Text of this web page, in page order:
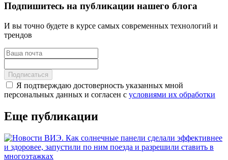
Подпишитесь на публикации нашего блога
И вы точно будете в курсе самых современных технологий и
трендов
Подписаться
Я подтверждаю достоверность указанных мной
персональных данных и согласен с условиями их обработки
Еще публикации